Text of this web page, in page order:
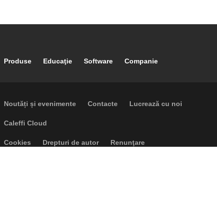
Footer main navigation
Produse Educaţie Software Companie
Footer secondary navigation
Noutăți și evenimente Contacte Lucrează cu noi
Caleffi Cloud
Footer menu
Cookies Drepturi de autor Renunţare